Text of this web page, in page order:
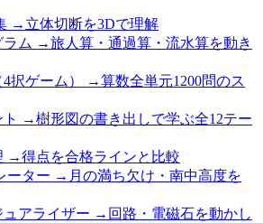
→ 立体切断を3Dで理解
ム →旅人算・通過算・流水算を動き
択ゲーム）
→算数全単元1200問のス
→樹形図の書き出しで学ぶ全12テー
→得点を合格ラインと比較
ーター → 月の満ち欠け・南中高度を
アライザー → 回路・電磁石を動かし